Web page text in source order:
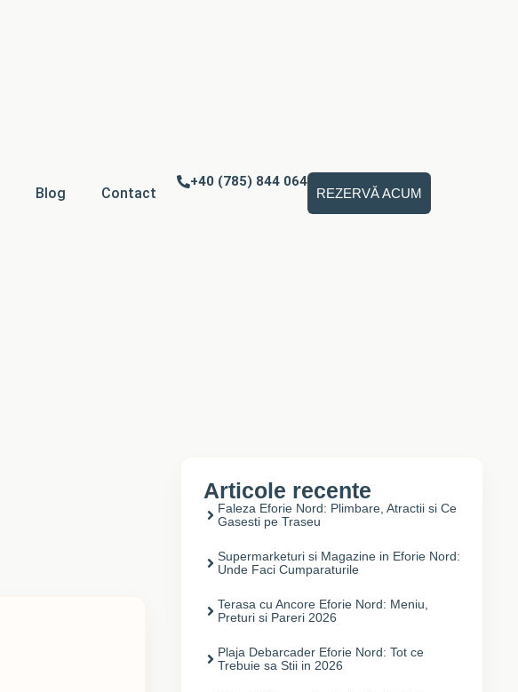
Blog Contact
+40 (785) 844 064
REZERVĂ ACUM
Articole recente
Faleza Eforie Nord: Plimbare, Atractii si Ce
Gasesti pe Traseu
Supermarketuri si Magazine in Eforie Nord:
Unde Faci Cumparaturile
Terasa cu Ancore Eforie Nord: Meniu,
Preturi si Pareri 2026
Plaja Debarcader Eforie Nord: Tot ce
Trebuie sa Stii in 2026